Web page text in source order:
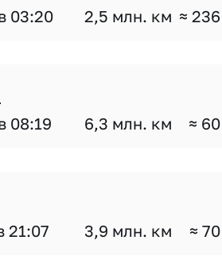
03:20 2,5 млн. км ≈
08:19 6,3 млн. км ≈
21:07 3,9 млн. км ≈